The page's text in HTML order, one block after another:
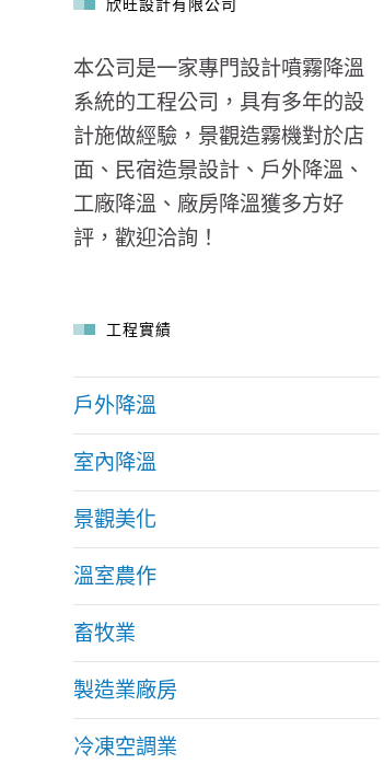
欣旺設計有限公司
本公司是一家專門設計噴霧降溫
系統的工程公司，具有多年的設
計施做經驗，景觀造霧機對於店
面、民宿造景設計、戶外降溫、
工廠降溫、廠房降溫獲多方好
評，歡迎洽詢！
工程實績
戶外降溫
室內降溫
景觀美化
溫室農作
畜牧業
製造業廠房
冷凍空調業